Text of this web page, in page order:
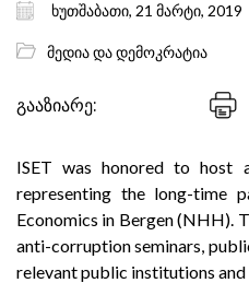
ხუთშაბათი, 21 მარტი, 2019
მედია და დემოკრატია
გააზიარე:
ISET was honored to host
representing the long-time
Economics in Bergen (NHH).
anti-corruption seminars,
relevant public institutions and